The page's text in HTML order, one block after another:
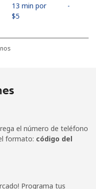
13 min por
⁦$5⁩
-
22 min por
-
el número de teléfono
formato: código del
Programa tus